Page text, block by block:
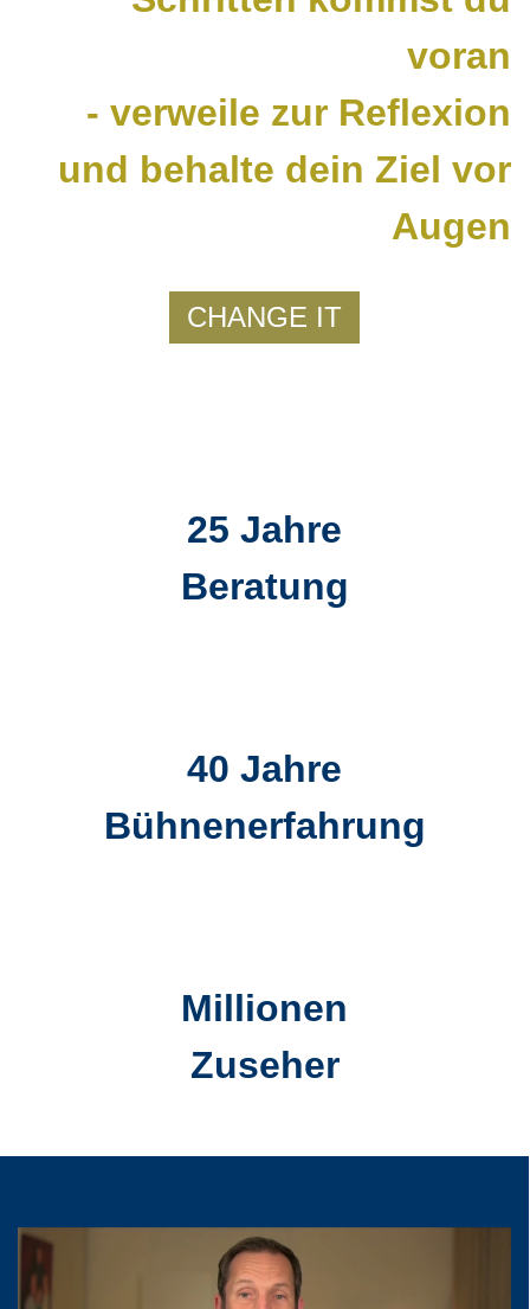
voran
- verweile zur Reflexion
und behalte dein Ziel vor
Augen
CHANGE IT
25 Jahre
Beratung
40 Jahre
Bühnenerfahrung
Millionen
Zuseher